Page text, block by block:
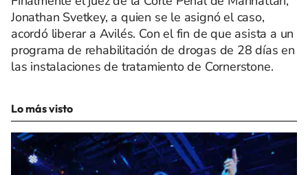
Jonathan Svetkey, a quien se le asignó el caso,
acordó liberar a Avilés. Con el fin de que asista a un
programa de rehabilitación de drogas de 28 días en
las instalaciones de tratamiento de Cornerstone.
Lo más visto